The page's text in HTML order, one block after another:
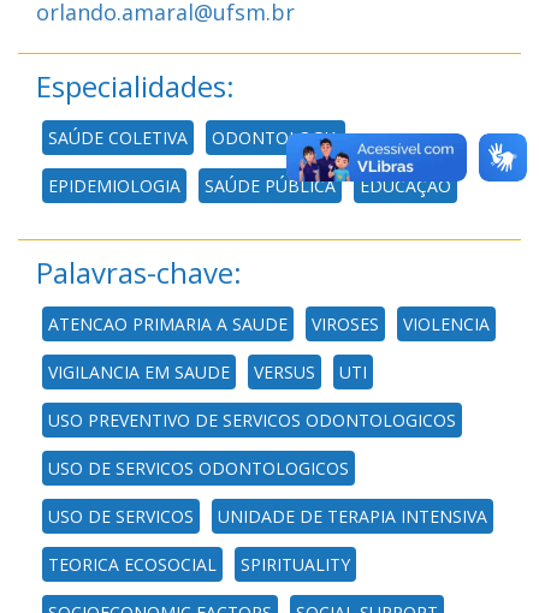
orlando.amaral@ufsm.br
Especialidades:
SAÚDE COLETIVA ODONTOLOGIA
EPIDEMIOLOGIA SAÚDE PÚBLICA EDUCAÇÃO
Palavras-chave:
ATENCAO PRIMARIA A SAUDE VIROSES VIOLENCIA
VIGILANCIA EM SAUDE VERSUS UTI
USO PREVENTIVO DE SERVICOS ODONTOLOGICOS
USO DE SERVICOS ODONTOLOGICOS
USO DE SERVICOS UNIDADE DE TERAPIA INTENSIVA
TEORICA ECOSOCIAL SPIRITUALITY